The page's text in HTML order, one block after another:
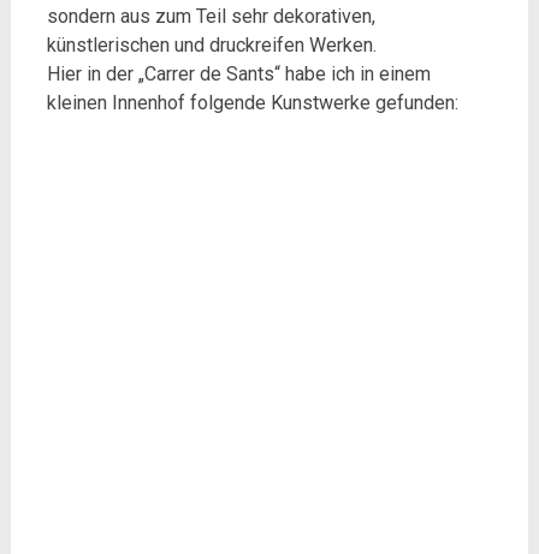
sondern aus zum Teil sehr dekorativen,
künstlerischen und druckreifen Werken.
Hier in der „Carrer de Sants“ habe ich in einem
kleinen Innenhof folgende Kunstwerke gefunden: